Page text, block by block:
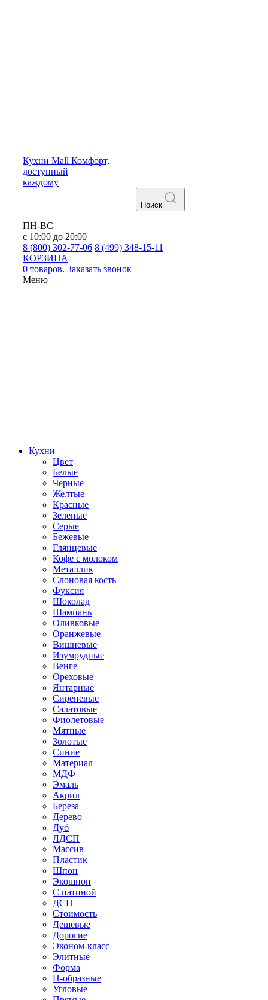
Кухни Mall Комфорт,
доступный
каждому
Поиск
ПН-ВС
с 10:00 до 20:00
8 (800) 302-77-06 8 (499) 348-15-11
КОРЗИНА
0 товаров. Заказать звонок
Меню
Кухни
Цвет
Белые
Черные
Желтые
Красные
Зеленые
Серые
Бежевые
Глянцевые
Кофе с молоком
Металлик
Слоновая кость
Фуксия
Шоколад
Шампань
Оливковые
Оранжевые
Вишневые
Изумрудные
Венге
Ореховые
Янтарные
Сиреневые
Салатовые
Фиолетовые
Мятные
Золотые
Синие
Материал
МДФ
Эмаль
Акрил
Береза
Дерево
Дуб
ЛДСП
Массив
Пластик
Шпон
Экошпон
С патиной
ДСП
Стоимость
Дешевые
Дорогие
Эконом-класс
Элитные
Форма
П-образные
Угловые